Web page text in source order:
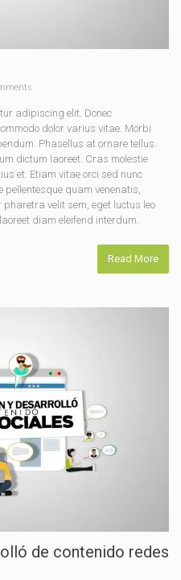
adipiscing elit. Donec
dolor varius vitae. Morbi
Phasellus at ornare tellus.
dictum laoreet. Cras molestie
et. Etiam vitae orci sed nunc
quam venenatis,
velit sem, eget luctus leo
diam eleifend interdum.
Read More
de contenido redes